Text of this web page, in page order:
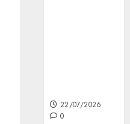
22/07/2026
0